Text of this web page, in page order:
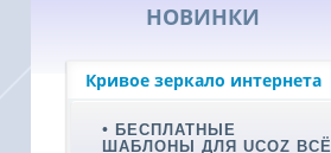
НОВИНКИ
Кривое зеркало интернета
БЕСПЛАТНЫЕ
ШАБЛОНЫ ДЛЯ UCOZ ВСЁ